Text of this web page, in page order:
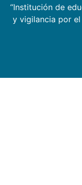
“Institución de
y vigilancia por